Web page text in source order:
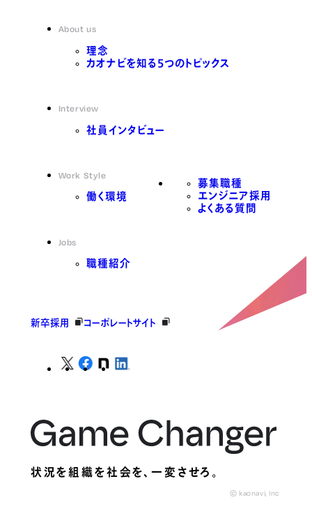
About us
理念
カオナビを知る5つのトピックス
Interview
社員インタビュー
Work Style
働く環境
Jobs
職種紹介
募集職種
エンジニア採用
よくある質問
新卒採用 コーポレートサイト
状況を組織を社会を、一変させろ。
© kaonavi, Inc